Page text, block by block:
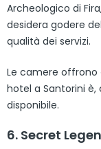
Archeologico di
desidera godere
qualità dei servizi.
Le camere offrono
hotel a Santorini
disponibile.
6. Secret